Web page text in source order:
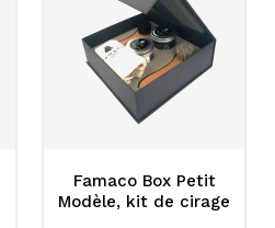
Famaco Box Petit
Modèle, kit de cirage